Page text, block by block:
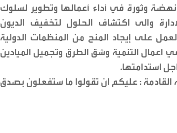
نهضة وثورة في أداء أعمالها وتطوير لسلوك
والى اكتشاف الحلول لتخفيف الديون
على إيجاد المنح من المنظمات الدولية
اعمال التنمية وشق الطرق وتجميل الميادين
استدامتها.
القادمة : عليكم ان تقولوا ما ستفعلون بصدق